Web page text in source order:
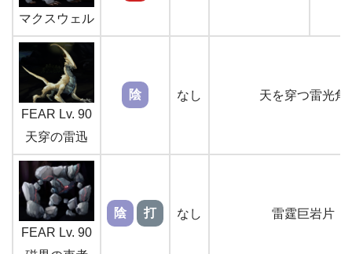
マクスウェル
FEAR Lv. 90
天穿の雷迅
陰 なし 天を穿つ雷光角
FEAR Lv. 90
陰 打 なし 雷霆巨岩片